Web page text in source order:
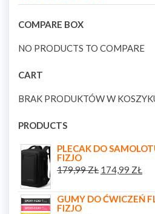
COMPARE BOX
NO PRODUCTS TO COMPARE
CART
BRAK PRODUKTÓW W
PRODUCTS
PLECAK DO
FIZJO
179,99ZŁ 174,99 ZŁ
GUMY DO ĆWICZEŃ
FIZJO